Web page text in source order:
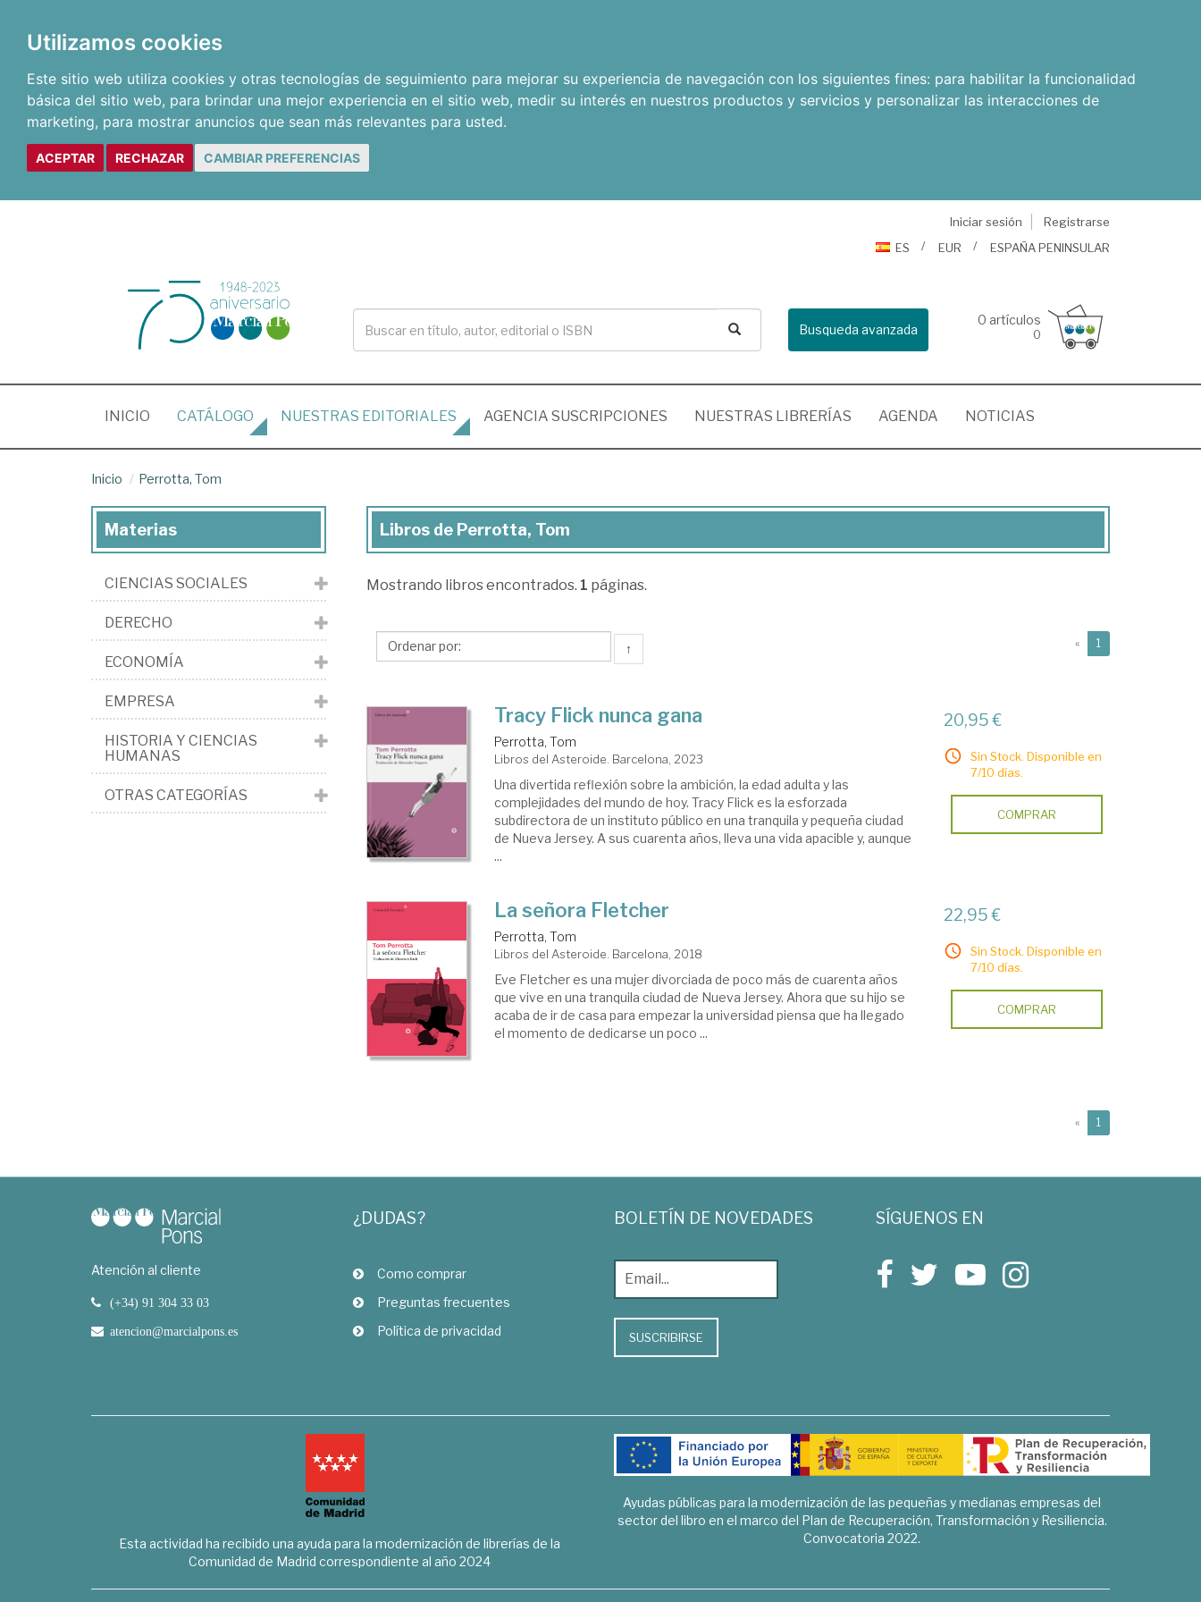
Utilizamos cookies
Este sitio web utiliza cookies y otras tecnologías de seguimiento para mejorar su experiencia de navegación con los siguientes fines: para habilitar la funcionalidad
básica del sitio web, para brindar una mejor experiencia en el sitio web, medir su interés en nuestros productos y servicios y personalizar las interacciones de
marketing, para mostrar anuncios que sean más relevantes para usted.
ACEPTAR RECHAZAR CAMBIAR PREFERENCIAS
Iniciar sesión
Registrarse
ES
EUR ESPAÑA PENINSULAR
Busqueda avanzada
0 artículos
0
INICIO (CURRENT)
CATÁLOGO NUESTRAS EDITORIALES AGENCIA SUSCRIPCIONES NUESTRAS LIBRERÍAS AGENDA NOTICIAS
Inicio Perrotta, Tom
Libros
Perrotta,
Libros de Perrotta, Tom
Mostrando libros encontrados. 1 páginas.
↑ « 1
Tracy Flick nunca gana
Perrotta, Tom
Libros del Asteroide. Barcelona, 2023
Una divertida reflexión sobre la ambición, la edad adulta y las
complejidades del mundo de hoy. Tracy Flick es la esforzada
subdirectora de un instituto público en una tranquila y pequeña ciudad
de Nueva Jersey. A sus cuarenta años, lleva una vida apacible y, aunque
...
20,95 €
Sin Stock. Disponible en
7/10 días.
COMPRAR
La señora Fletcher
Perrotta, Tom
Libros del Asteroide. Barcelona, 2018
Eve Fletcher es una mujer divorciada de poco más de cuarenta años
que vive en una tranquila ciudad de Nueva Jersey. Ahora que su hijo se
acaba de ir de casa para empezar la universidad piensa que ha llegado
el momento de dedicarse un poco ...
22,95 €
Sin Stock. Disponible en
7/10 días.
COMPRAR
« 1
Materias
CIENCIAS SOCIALES
DERECHO
ECONOMÍA
EMPRESA
HISTORIA Y CIENCIAS
HUMANAS
OTRAS CATEGORÍAS
Atención al cliente
(+34) 91 304 33 03
atencion@marcialpons.es
¿DUDAS?
Como comprar
Preguntas frecuentes
Política de privacidad
BOLETÍN DE NOVEDADES
SUSCRIBIRSE
SÍGUENOS EN
Esta actividad ha recibido una ayuda para la modernización de librerías de la
Comunidad de Madrid correspondiente al año 2024
Ayudas públicas para la modernización de las pequeñas y medianas empresas del
sector del libro en el marco del Plan de Recuperación, Transformación y Resiliencia.
Convocatoria 2022.